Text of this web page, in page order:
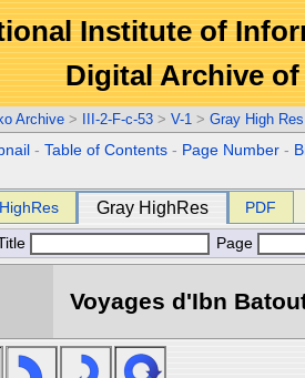
Institute of
Digital Archive
Archive > III-2-F-c-53 > V-1 > Gray High
-Table of Contents - Page Number -
Gray HighRes PDF
Page
Voyages d'Ibn